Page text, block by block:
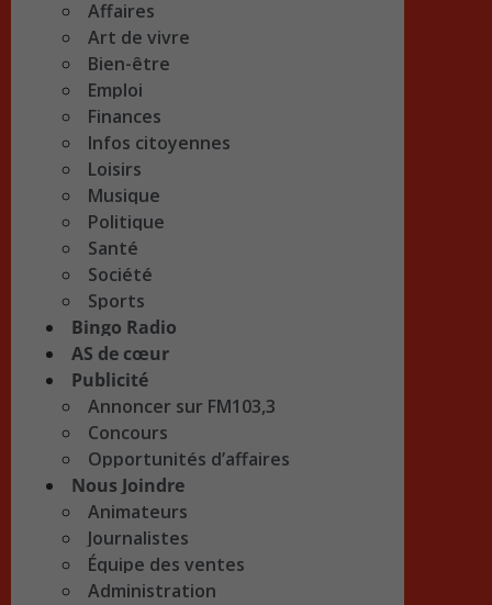
Affaires
Art de vivre
Bien-être
Emploi
Finances
Infos citoyennes
Loisirs
Musique
Politique
Santé
Société
Sports
Bingo Radio
AS de cœur
Publicité
Annoncer sur FM103,3
Concours
Opportunités d’affaires
Nous Joindre
Animateurs
Journalistes
Équipe des ventes
Administration